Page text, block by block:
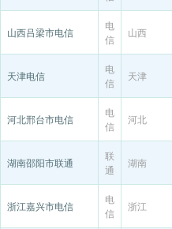
山西吕梁市电信
电
信
山西
天津电信
电
信
天津
河北邢台市电信
电
信
河北
湖南邵阳市联通
联
通
湖南
浙江嘉兴市电信
电
信
浙江